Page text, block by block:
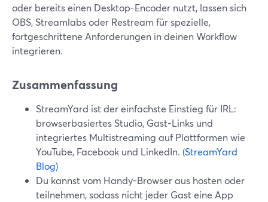
oder bereits einen Desktop-Encoder nutzt, lassen sich
OBS, Streamlabs oder Restream für spezielle,
fortgeschrittene Anforderungen in deinen Workflow
integrieren.
Zusammenfassung
StreamYard ist der einfachste Einstieg für IRL:
browserbasiertes Studio, Gast-Links und
integriertes Multistreaming auf Plattformen wie
YouTube, Facebook und LinkedIn. (StreamYard
Blog)
Du kannst vom Handy-Browser aus hosten oder
teilnehmen, sodass nicht jeder Gast eine App